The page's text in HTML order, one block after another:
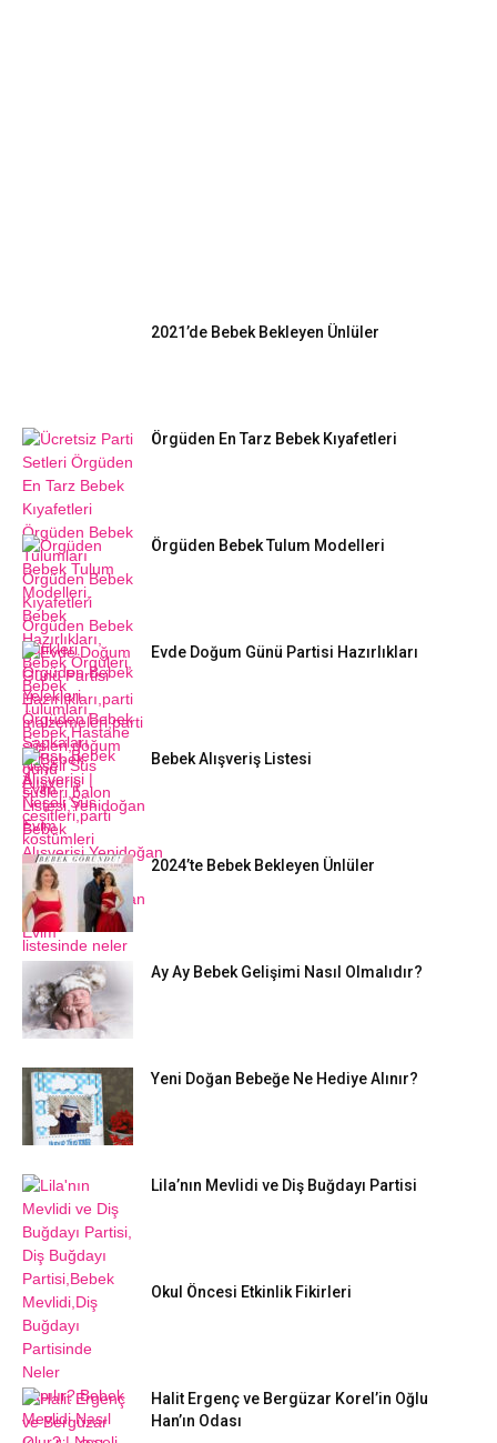
2021’de Bebek Bekleyen Ünlüler
Örgüden En Tarz Bebek Kıyafetleri
Örgüden Bebek Tulum Modelleri
Evde Doğum Günü Partisi Hazırlıkları
Bebek Alışveriş Listesi
2024’te Bebek Bekleyen Ünlüler
Ay Ay Bebek Gelişimi Nasıl Olmalıdır?
Yeni Doğan Bebeğe Ne Hediye Alınır?
Lila’nın Mevlidi ve Diş Buğdayı Partisi
Okul Öncesi Etkinlik Fikirleri
Halit Ergenç ve Bergüzar Korel’in Oğlu
Han’ın Odası